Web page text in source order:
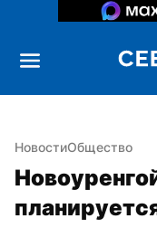
НовостиОбщество